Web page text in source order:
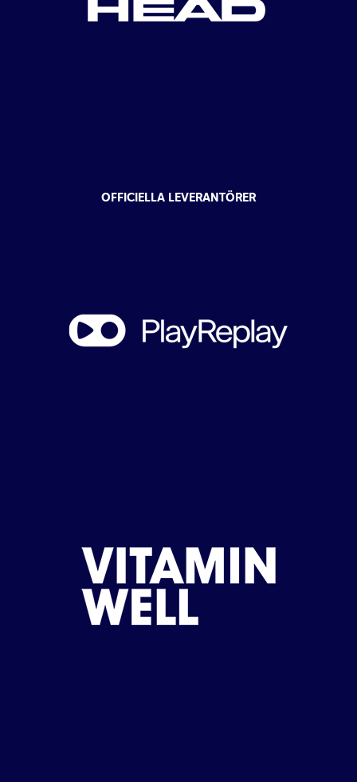
OFFICIELLA LEVERANTÖRER